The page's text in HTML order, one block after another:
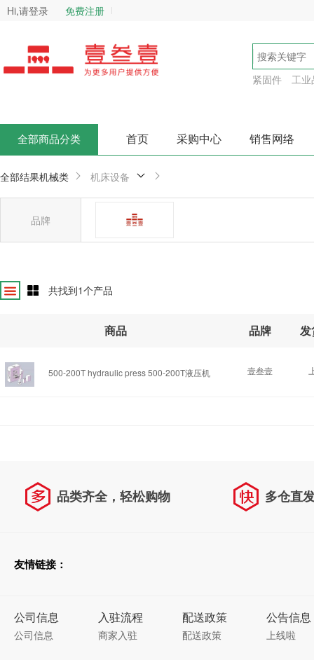
Hi,请登录 免费注册
紧固件 工业
全部商品分类 首页 采购中心 销售网络
全部结果机械类 机床设备
品牌
壹叁壹
共找到1个产品
商品 品牌 发
500-200T hydraulic press 500-200T液压机 壹叁壹
品类齐全，轻松购物 多仓直
友情链接：
公司信息
公司信息
入驻流程
商家入驻
配送政策
配送政策
公告信息
上线啦